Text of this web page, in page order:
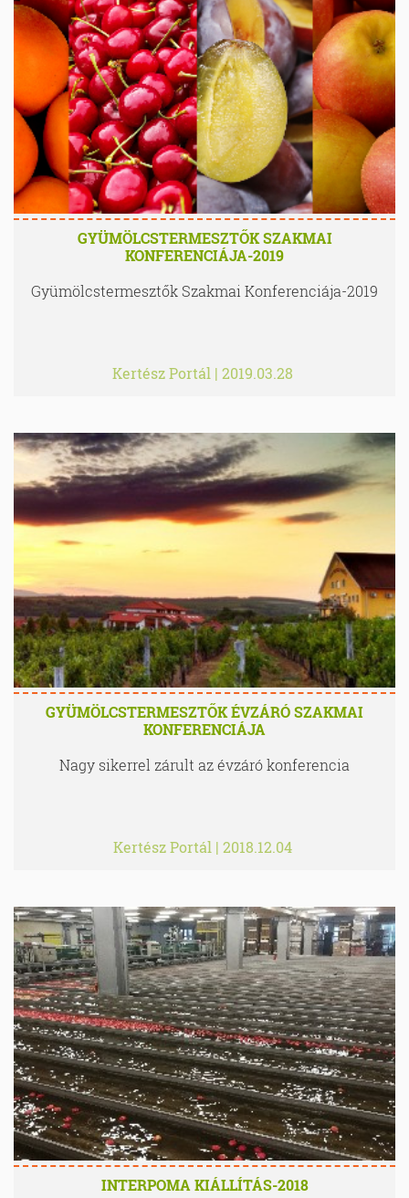
GYÜMÖLCSTERMESZTŐK SZAKMAI
KONFERENCIÁJA-2019
Gyümölcstermesztők Szakmai Konferenciája-2019
Kertész Portál | 2019.03.28
GYÜMÖLCSTERMESZTŐK ÉVZÁRÓ SZAKMAI
KONFERENCIÁJA
Nagy sikerrel zárult az évzáró konferencia
Kertész Portál | 2018.12.04
INTERPOMA KIÁLLÍTÁS-2018